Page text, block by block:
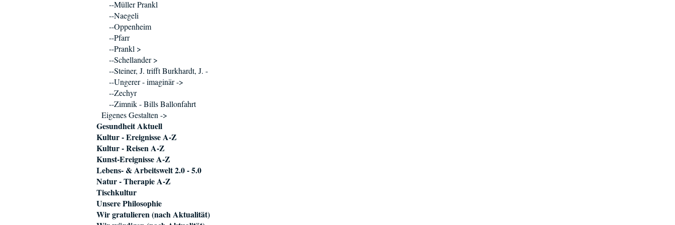
--Müller Prankl
--Naegeli
--Oppenheim
--Pfarr
--Prankl >
--Schellander >
--Steiner, J. trifft Burkhardt, J. -
--Ungerer - imaginär ->
--Zechyr
--Zimnik - Bills Ballonfahrt
Eigenes Gestalten ->
Gesundheit Aktuell
Kultur - Ereignisse A-Z
Kultur - Reisen A-Z
Kunst-Ereignisse A-Z
Lebens- & Arbeitswelt 2.0 - 5.0
Natur - Therapie A-Z
Tischkultur
Unsere Philosophie
Wir gratulieren (nach Aktualität)